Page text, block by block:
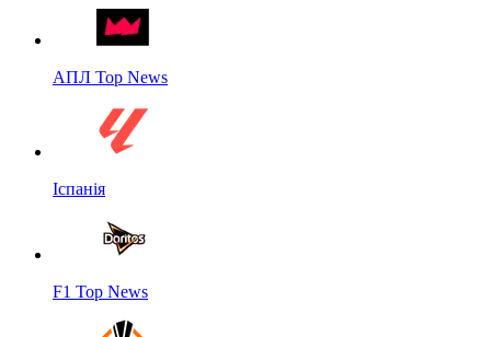
АПЛ Top News
Іспанія
F1 Top News